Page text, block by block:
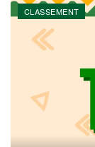
CLASSEMENT